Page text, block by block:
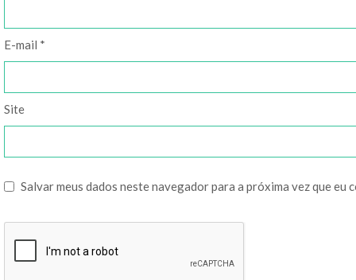
E-mail *
Site
Salvar meus dados neste navegador para a próxima vez que eu